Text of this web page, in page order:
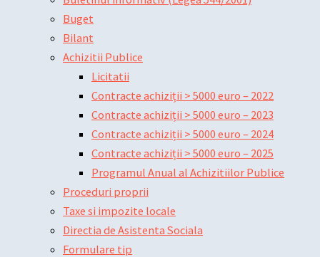
Buget
Bilant
Achizitii Publice
Licitatii
Contracte achiziții > 5000 euro – 2022
Contracte achiziții > 5000 euro – 2023
Contracte achiziții > 5000 euro – 2024
Contracte achiziții > 5000 euro – 2025
Programul Anual al Achizitiilor Publice
Proceduri proprii
Taxe si impozite locale
Directia de Asistenta Sociala
Formulare tip